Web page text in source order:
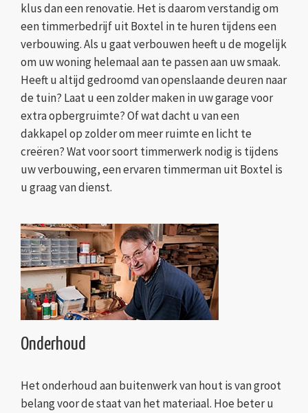
klus dan een renovatie. Het is daarom verstandig om
een timmerbedrijf uit Boxtel in te huren tijdens een
verbouwing. Als u gaat verbouwen heeft u de mogelijk
om uw woning helemaal aan te passen aan uw smaak.
Heeft u altijd gedroomd van openslaande deuren naar
de tuin? Laat u een zolder maken in uw garage voor
extra opbergruimte? Of wat dacht u van een
dakkapel op zolder om meer ruimte en licht te
creëren? Wat voor soort timmerwerk nodig is tijdens
uw verbouwing, een ervaren timmerman uit Boxtel is
u graag van dienst.
Onderhoud
Het onderhoud aan buitenwerk van hout is van groot
belang voor de staat van het materiaal. Hoe beter u